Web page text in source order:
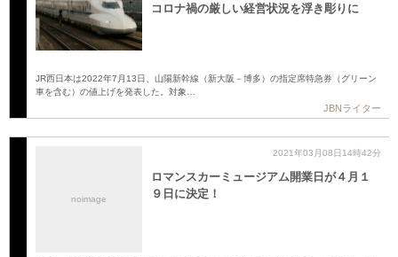
コロナ禍の厳しい経営状況を浮き彫りに
JR西日本は2022年7月13日、山陽新幹線（新大阪－博多）の指定席特急券（グリーン
車を含む）の値上げを発表した。対象…
JBNライター
noimage
2021年03月08日14時42分
ロマンスカーミュージアム開業日が４月１
９日に決定！